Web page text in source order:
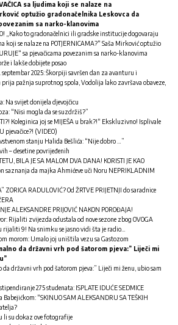
sa ljudima koji se nalaze na
optužio gradonačelnika Leskovca da
povezanim sa narko-klanovima
„Kako to gradonačelnici ili gradske institucije dogovaraju
koji se nalaze na POTJERNICAMA?“ Saša Mirković optužio
sa pjevačicama povezanim sa narko-klanovima
i lakše dobijete posao
2025: Škorpiji savršen dan za avanturu i
prija pažnja suprotnog spola, Vodolija lako završava obaveze,
Na svijet donijela djevojčicu
“Nisi mogla da se suzdržiš?”
Koleginica joj se MIJEŠA u brak?!“ Ekskluzivno! Isplivale
pjevačice?! (VIDEO)
stanju Halida Bešlića: “Nije dobro …”
– desetine povrijeđenih
BILA JE SA MALOM DVA DANA! KORISTI JE KAO
saznanja da majka Ahmićeve uči Noru NEPRIKLADNIM
ZORICA RADULOVIĆ? Od ŽRTVE PRIJETNJI do saradnice
ALEKSANDRE PRIJOVIĆ NAKON POROĐAJA!
Rijaliti zvijezda odustala od nove sezone zbog OVOGA
9! Na snimku se jasno vidi šta je radio…
morom: Umalo joj uništila vezu sa Gastozom
da državni vrh pod šatorom pjeva:” Liječi mi
da državni vrh pod šatorom pjeva:” Liječi mi ženu, ubio sam
275 studenata: ISPLATE IDUĆE SEDMICE
“SKINUO SAM ALEKSANDRU SA TEŠKIH
li su dokaz ove fotografije